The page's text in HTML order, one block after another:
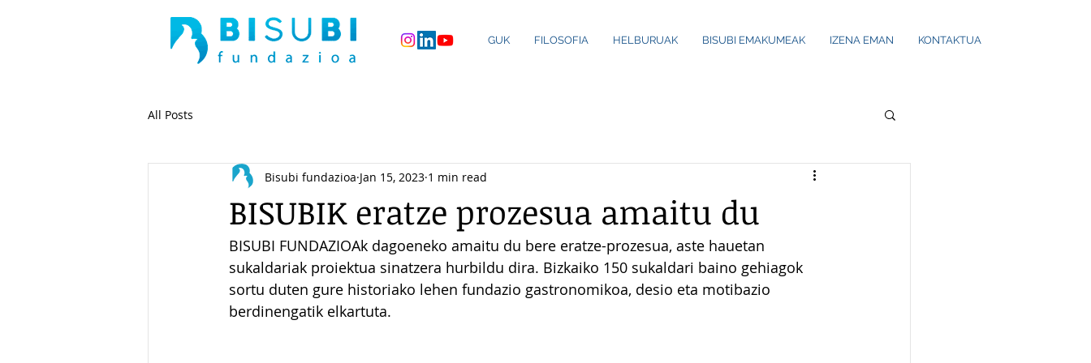
GUK FILOSOFIA HELBURUAK BISUBI EMAKUMEAK IZENA EMAN KONTAKTUA
All Posts
BISUBIK eratze prozesua amaitu du
Bisubi fundazioa Jan 15, 2023 1 min read
BISUBI FUNDAZIOAk dagoeneko amaitu du bere eratze-prozesua, aste hauetan
sukaldariak proiektua sinatzera hurbildu dira. Bizkaiko 150 sukaldari baino gehiagok
sortu duten gure historiako lehen fundazio gastronomikoa, desio eta motibazio
berdinengatik elkartuta.